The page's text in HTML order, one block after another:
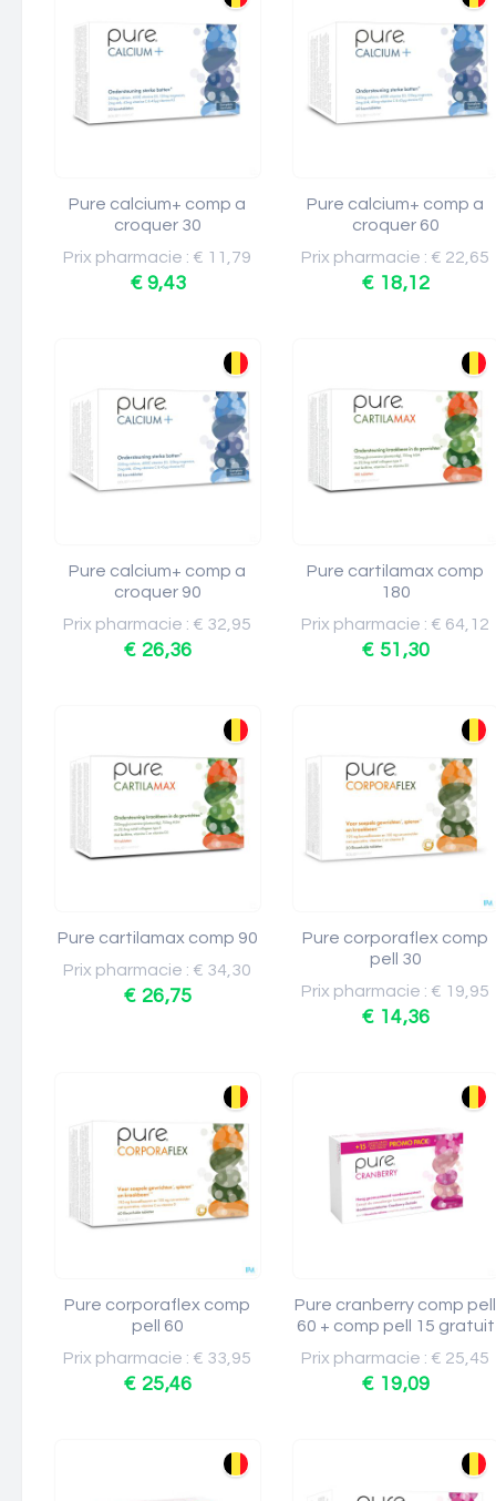
Pure calcium+ comp a
croquer 30
Prix pharmacie : € 11,79
€ 9,43
Pure calcium+ comp a
croquer 60
Prix pharmacie : € 22,65
€ 18,12
Pure calcium+ comp a
croquer 90
Prix pharmacie : € 32,95
€ 26,36
Pure cartilamax comp
180
Prix pharmacie : € 64,12
€ 51,30
Pure cartilamax comp 90
Prix pharmacie : € 34,30
€ 26,75
Pure corporaflex comp
pell 30
Prix pharmacie : € 19,95
€ 14,36
Pure corporaflex comp
pell 60
Prix pharmacie : € 33,95
€ 25,46
Pure cranberry comp pell
60 + comp pell 15 gratuit
Prix pharmacie : € 25,45
€ 19,09